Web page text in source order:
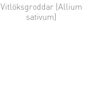
Vitlöksgroddar (Allium
sativum)